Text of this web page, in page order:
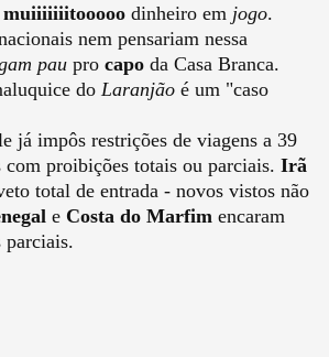
muiiiiiiitooooo dinheiro em jogo.
nem pensariam nessa
pau pro capo da Casa Branca.
do Laranjão é um "caso
já impôs restrições de viagens a 39
com proibições totais ou parciais. Irã
total de entrada - novos vistos não
e Costa do Marfim encaram
parciais.